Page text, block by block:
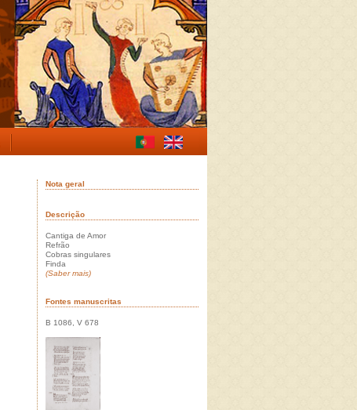
Nota geral
Descrição
Cantiga de Amor
Refrão
Cobras singulares
Finda
(Saber mais)
Fontes manuscritas
B 1086, V 678